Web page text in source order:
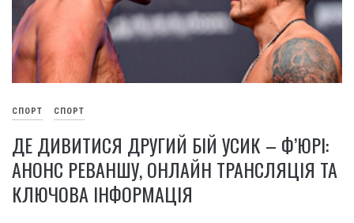
СПОРТ СПОРТ
ДЕ ДИВИТИСЯ ДРУГИЙ БІЙ УСИК – Ф’ЮРІ:
АНОНС РЕВАНШУ, ОНЛАЙН ТРАНСЛЯЦІЯ ТА
КЛЮЧОВА ІНФОРМАЦІЯ